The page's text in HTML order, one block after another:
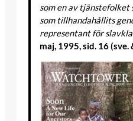
som en av tjänstefolket
som tillhandahållits
representant för
maj, 1995, sid. 16 (sve.